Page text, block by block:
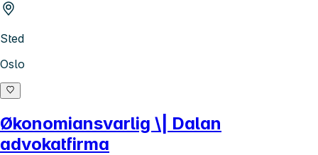
Sted
Oslo
Økonomiansvarlig \| Dalan
advokatfirma